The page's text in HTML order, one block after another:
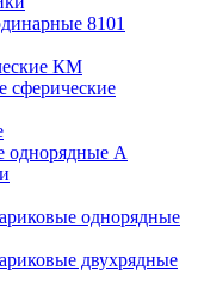
8101
КМ
сферические
однорядные А
однорядные
двухрядные